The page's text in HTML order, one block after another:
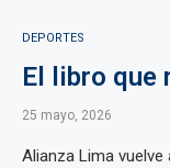
DEPORTES
El libro que
25 mayo, 2026
Alianza Lima